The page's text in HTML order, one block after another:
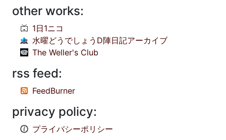
other works:
1日1ニコ
水曜どうでしょうD陣日記アーカイブ
The Weller's Club
rss feed:
FeedBurner
privacy policy:
プライバシーポリシー